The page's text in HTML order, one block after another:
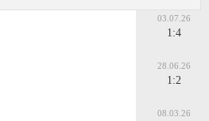
03.07.26
1:4
28.06.26
1:2
08.03.26